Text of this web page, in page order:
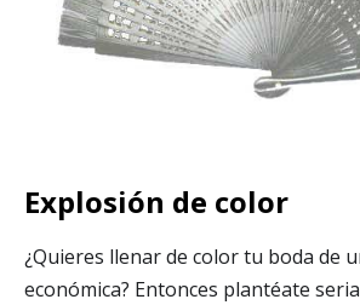
Explosión de color
¿Quieres llenar de color tu boda de
económica? Entonces plantéate